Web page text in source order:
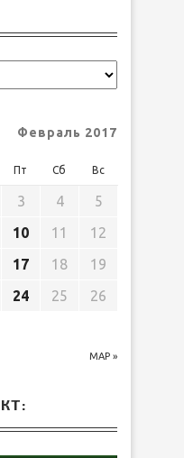
Февраль 2017
Пт Сб Вс
МАР »
3 4
5
10 11
12
17 18
19
24 25
26